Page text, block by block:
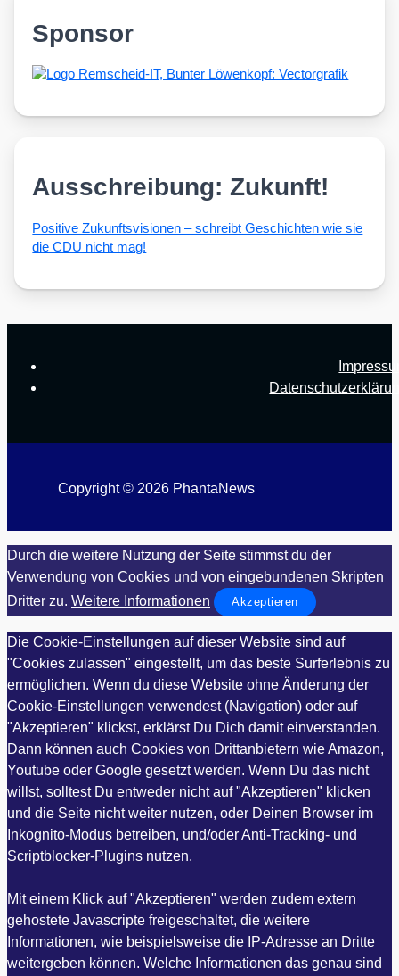
Sponsor
Ausschreibung: Zukunft!
Posi­ti­ve Zukunfts­vi­sio­nen – schreibt Geschich­ten wie sie
die CDU nicht mag!
Copyright © 2026 PhantaNews
Durch die weitere Nutzung der Seite stimmst du der
Verwendung von Cookies und von eingebundenen Skripten
Dritter zu. Weitere Informationen Akzeptieren
Die Cookie-Einstellungen auf dieser Website sind auf
"Cookies zulassen" eingestellt, um das beste Surferlebnis zu
ermöglichen. Wenn du diese Website ohne Änderung der
Cookie-Einstellungen verwendest (Navigation) oder auf
"Akzeptieren" klickst, erklärst Du Dich damit einverstanden.
Dann können auch Cookies von Drittanbietern wie Amazon,
Youtube oder Google gesetzt werden. Wenn Du das nicht
willst, solltest Du entweder nicht auf "Akzeptieren" klicken
und die Seite nicht weiter nutzen, oder Deinen Browser im
Inkognito-Modus betreiben, und/oder Anti-Tracking- und
Scriptblocker-Plugins nutzen.
Mit einem Klick auf "Akzeptieren" werden zudem extern
gehostete Javascripte freigeschaltet, die weitere
Informationen, wie beispielsweise die IP-Adresse an Dritte
weitergeben können. Welche Informationen das genau sind